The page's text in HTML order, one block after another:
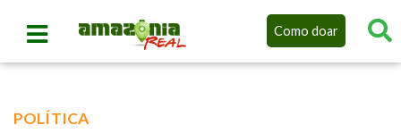
Como doar
POLÍTICA